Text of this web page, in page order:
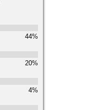
44%
20%
4%